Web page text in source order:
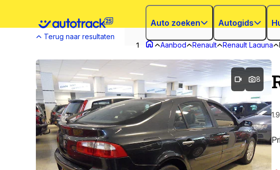
Auto zoeken Autogids
Terug naar resultaten
Aanbod
Renault Renault Laguna
8